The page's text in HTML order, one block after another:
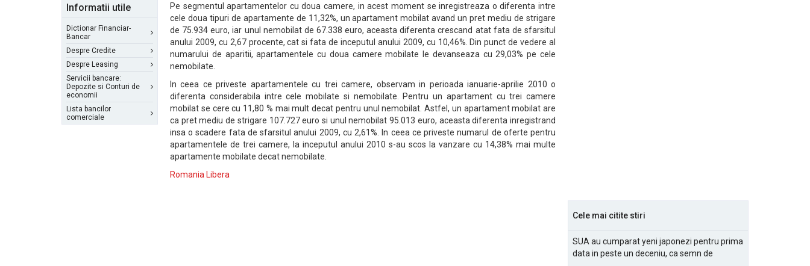
Informatii utile
Dictionar Financiar-
Bancar
Despre Credite
Despre Leasing
Servicii bancare:
Depozite si Conturi de
economii
Lista bancilor
comerciale
Pe segmentul apartamentelor cu doua camere, in acest moment se inregistreaza o diferenta intre
cele doua tipuri de apartamente de 11,32%, un apartament mobilat avand un pret mediu de strigare
de 75.934 euro, iar unul nemobilat de 67.338 euro, aceasta diferenta crescand atat fata de sfarsitul
anului 2009, cu 2,67 procente, cat si fata de inceputul anului 2009, cu 10,46%. Din punct de vedere al
numarului de aparitii, apartamentele cu doua camere mobilate le devanseaza cu 29,03% pe cele
nemobilate.
In ceea ce priveste apartamentele cu trei camere, observam in perioada ianuarie-aprilie 2010 o
diferenta considerabila intre cele mobilate si nemobilate. Pentru un apartament cu trei camere
mobilat se cere cu 11,80 % mai mult decat pentru unul nemobilat. Astfel, un apartament mobilat are
ca pret mediu de strigare 107.727 euro si unul nemobilat 95.013 euro, aceasta diferenta inregistrand
insa o scadere fata de sfarsitul anului 2009, cu 2,61%. In ceea ce priveste numarul de oferte pentru
apartamentele de trei camere, la inceputul anului 2010 s-au scos la vanzare cu 14,38% mai multe
apartamente mobilate decat nemobilate.
Romania Libera
Cele mai citite stiri
SUA au cumparat yeni japonezi pentru prima
data in peste un deceniu, ca semn de